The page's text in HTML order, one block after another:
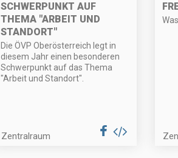
SCHWERPUNKT AUF
THEMA "ARBEIT UND
STANDORT"
Die ÖVP Oberösterreich legt in
diesem Jahr einen besonderen
Schwerpunkt auf das Thema
"Arbeit und Standort".
Zentralraum